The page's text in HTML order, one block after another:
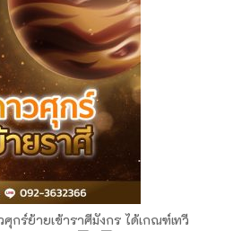
ร์ย้ายเข้าราศีมังกร ได้เกณฑ์เทวี